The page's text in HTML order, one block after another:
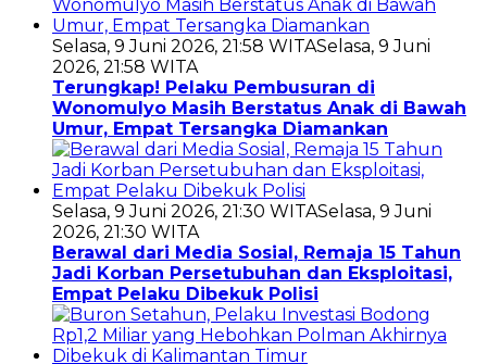
Selasa, 9 Juni 2026, 21:58 WITASelasa, 9 Juni
2026, 21:58 WITA
Terungkap! Pelaku Pembusuran di
Wonomulyo Masih Berstatus Anak di Bawah
Umur, Empat Tersangka Diamankan
Selasa, 9 Juni 2026, 21:30 WITASelasa, 9 Juni
2026, 21:30 WITA
Berawal dari Media Sosial, Remaja 15 Tahun
Jadi Korban Persetubuhan dan Eksploitasi,
Empat Pelaku Dibekuk Polisi